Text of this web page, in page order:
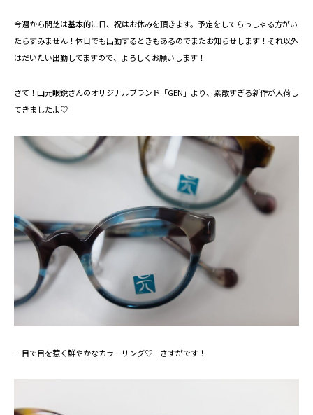
今週から間芝は基本的に日、祝はお休みを頂きます。予定をしてらっしゃる方がい
たらすみません！休日でも出勤するときもあるのでまたお知らせします！それ以外
はだいたい出勤してますので、よろしくお願いします！
さて！山元眼鏡さんのオリジナルブランド「GEN」より、素敵すぎる新作が入荷し
てきましたよ♡
一目で目を惹く鮮やかなカラーリング♡ さすがです！